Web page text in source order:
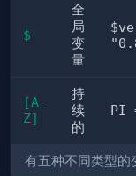
$
全
局
变
量
[A-
Z]
持
续
的
PI
有五种不同类型的